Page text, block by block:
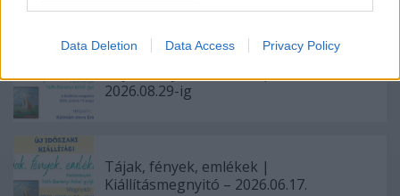
Data Deletion Data Access Privacy Policy
Tájak, fények, emlékek | Időszaki kiállítás
2026.08.29-ig
Tájak, fények, emlékek |
Kiállításmegnyitó – 2026.06.17.